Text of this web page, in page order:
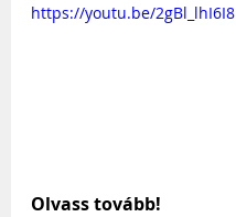
https://youtu.be/2gBl_lhI6I8
Olvass tovább!